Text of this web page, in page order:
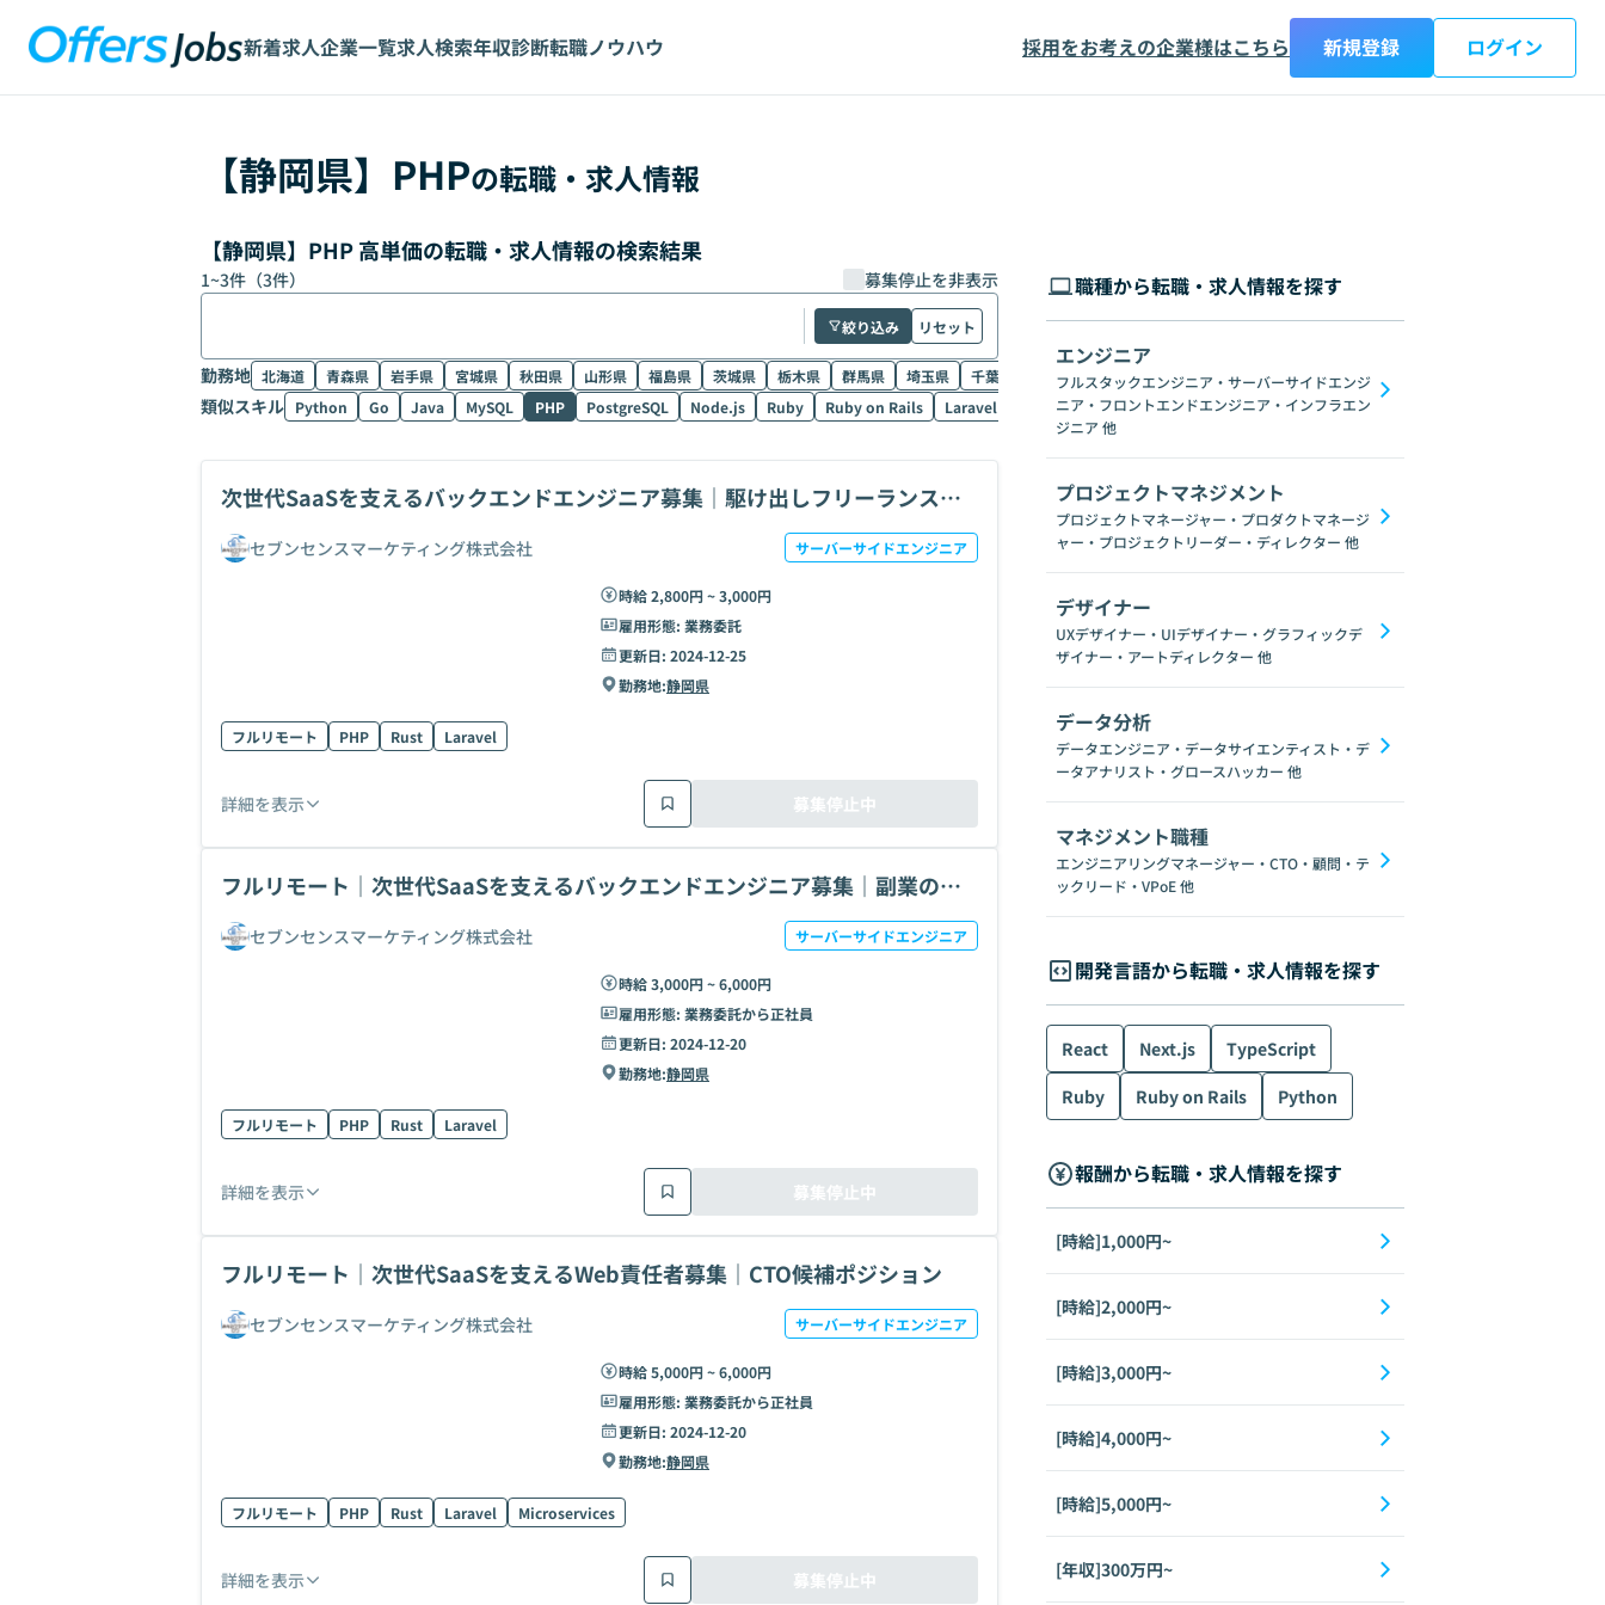
新着求人企業一覧求人検索年収診断転職ノウハウ 採用をお考えの企業様はこちら 新規登録 ログイン
【静岡県】 PHPの転職・求人情報
【静岡県】PHP 高単価の転職・求人情報の検索結果
1~3件（3件） 募集停止を非表示
絞り込み リセット
勤務地 北海道 青森県 岩手県 宮城県 秋田県 山形県 福島県 茨城県 栃木県 群馬県 埼玉県 千葉県 東京都 神奈川県 新潟県 富山県 石川県
類似スキル Python Go Java MySQL PHP PostgreSQL Node.js Ruby Ruby on Rails Laravel C# GraphQL SpringFramework Redis
次世代SaaSを支えるバックエンドエンジニア募集｜駆け出しフリーランス歓
迎！
セブンセンスマーケティング株式会社 サーバーサイドエンジニア
時給 2,800円 ~ 3,000円
雇用形態: 業務委託
更新日: 2024-12-25
勤務地:静岡県
フルリモート PHP Rust Laravel
詳細を表示 募集停止中
フルリモート｜次世代SaaSを支えるバックエンドエンジニア募集｜副業のみ
でも可
セブンセンスマーケティング株式会社 サーバーサイドエンジニア
時給 3,000円 ~ 6,000円
雇用形態: 業務委託から正社員
更新日: 2024-12-20
勤務地:静岡県
フルリモート PHP Rust Laravel
詳細を表示 募集停止中
フルリモート｜次世代SaaSを支えるWeb責任者募集｜CTO候補ポジション
セブンセンスマーケティング株式会社 サーバーサイドエンジニア
時給 5,000円 ~ 6,000円
雇用形態: 業務委託から正社員
更新日: 2024-12-20
勤務地:静岡県
フルリモート PHP Rust Laravel Microservices
詳細を表示 募集停止中
職種から転職・求人情報を探す
エンジニア
フルスタックエンジニア・サーバーサイドエンジ
ニア・フロントエンドエンジニア・インフラエン
ジニア 他
プロジェクトマネジメント
プロジェクトマネージャー・プロダクトマネージ
ャー・プロジェクトリーダー・ディレクター 他
デザイナー
UXデザイナー・UIデザイナー・グラフィックデ
ザイナー・アートディレクター 他
データ分析
データエンジニア・データサイエンティスト・デ
ータアナリスト・グロースハッカー 他
マネジメント職種
エンジニアリングマネージャー・CTO・顧問・テ
ックリード・VPoE他
開発言語から転職・求人情報を探す
React Next.js
TypeScript
Ruby
Ruby on Rails Python
報酬から転職・求人情報を探す
[時給]1,000円~
[時給]2,000円~
[時給]3,000円~
[時給]4,000円~
[時給]5,000円~
[年収]300万円~